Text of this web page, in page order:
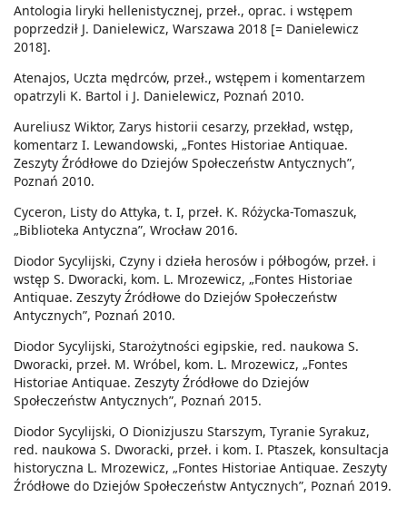
Antologia liryki hellenistycznej, przeł., oprac. i wstępem
poprzedził J. Danielewicz, Warszawa 2018 [= Danielewicz
2018].
Atenajos, Uczta mędrców, przeł., wstępem i komentarzem
opatrzyli K. Bartol i J. Danielewicz, Poznań 2010.
Aureliusz Wiktor, Zarys historii cesarzy, przekład, wstęp,
komentarz I. Lewandowski, „Fontes Historiae Antiquae.
Zeszyty Źródłowe do Dziejów Społeczeństw Antycznych”,
Poznań 2010.
Cyceron, Listy do Attyka, t. I, przeł. K. Różycka-Tomaszuk,
„Biblioteka Antyczna”, Wrocław 2016.
Diodor Sycylijski, Czyny i dzieła herosów i półbogów, przeł. i
wstęp S. Dworacki, kom. L. Mrozewicz, „Fontes Historiae
Antiquae. Zeszyty Źródłowe do Dziejów Społeczeństw
Antycznych”, Poznań 2010.
Diodor Sycylijski, Starożytności egipskie, red. naukowa S.
Dworacki, przeł. M. Wróbel, kom. L. Mrozewicz, „Fontes
Historiae Antiquae. Zeszyty Źródłowe do Dziejów
Społeczeństw Antycznych”, Poznań 2015.
Diodor Sycylijski, O Dionizjuszu Starszym, Tyranie Syrakuz,
red. naukowa S. Dworacki, przeł. i kom. I. Ptaszek, konsultacja
historyczna L. Mrozewicz, „Fontes Historiae Antiquae. Zeszyty
Źródłowe do Dziejów Społeczeństw Antycznych”, Poznań 2019.